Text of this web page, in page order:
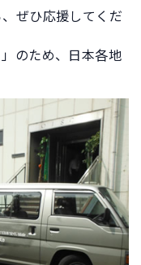
ぜひ応援してくだ
のため、日本各地